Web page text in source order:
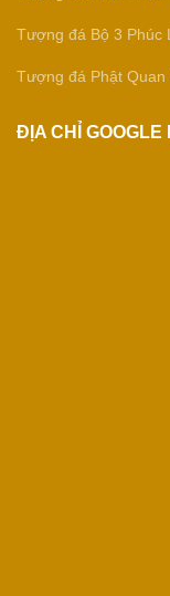
Tượng đá Bộ 3 Phúc
Tượng đá Phật Quan
ĐỊA CHỈ GOOGLE